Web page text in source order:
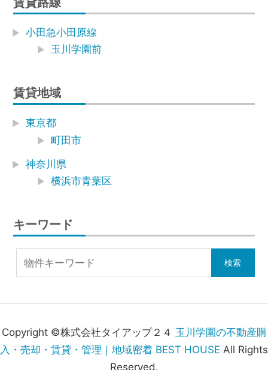
小田急小田原線
玉川学園前
賃貸地域
東京都
町田市
神奈川県
横浜市青葉区
キーワード
Copyright ©株式会社タイアップ２４ 玉川学園の不動産購
入・売却・賃貸・管理｜地域密着 BEST HOUSE All Rights
Reserved.